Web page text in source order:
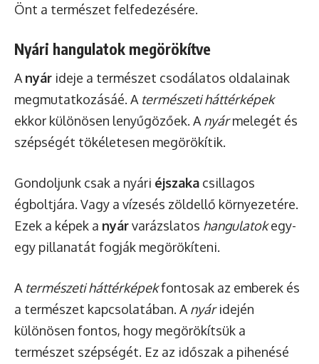
Önt a természet felfedezésére.
Nyári hangulatok megörökítve
A nyár ideje a természet csodálatos oldalainak
megmutatkozásáé. A természeti háttérképek
ekkor különösen lenyűgözőek. A nyármelegét és
szépségét tökéletesen megörökítik.
Gondoljunk csak a nyári éjszaka csillagos
égboltjára. Vagy a vízesés zöldellő környezetére.
Ezek a képek a nyárvarázslatos hangulatokegy-
egy pillanatát fogják megörökíteni.
A természeti háttérképekfontosak az emberek és
a természet kapcsolatában. A nyáridején
különösen fontos, hogy megörökítsük a
természet szépségét. Ez az időszak a pihenésé